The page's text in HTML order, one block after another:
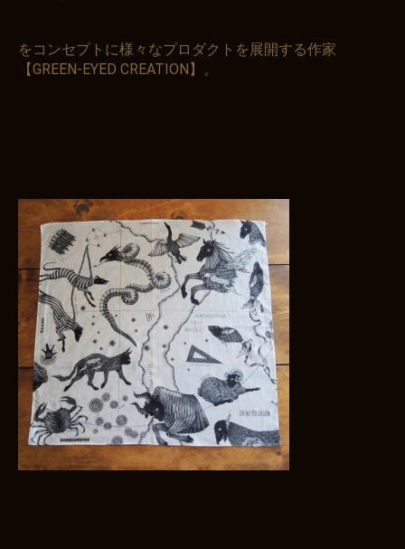
をコンセプトに様々なプロダクトを展開する作家
【GREEN-EYED CREATION】。